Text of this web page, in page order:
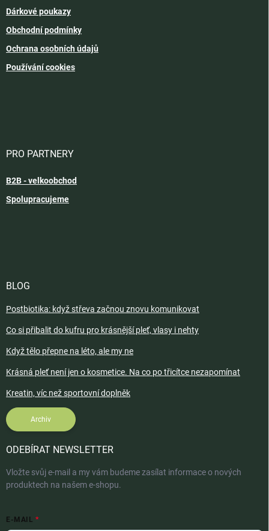
Dárkové poukazy
Obchodní podmínky
Ochrana osobních údajů
Používání cookies
PRO PARTNERY
B2B - velkoobchod
Spolupracujeme
BLOG
Postbiotika: když střeva začnou znovu komunikovat
Co si přibalit do kufru pro krásnější pleť, vlasy i nehty
Když tělo přepne na léto, ale my ne
Krásná pleť není jen o kosmetice. Na co po třicítce nezapomínat
Kreatin, víc než sportovní doplněk
Archiv
ODEBÍRAT NEWSLETTER
Vložte svůj e-mail a my vám budeme zasílat informace o nových
produktech na našem e-shopu.
E-MAIL